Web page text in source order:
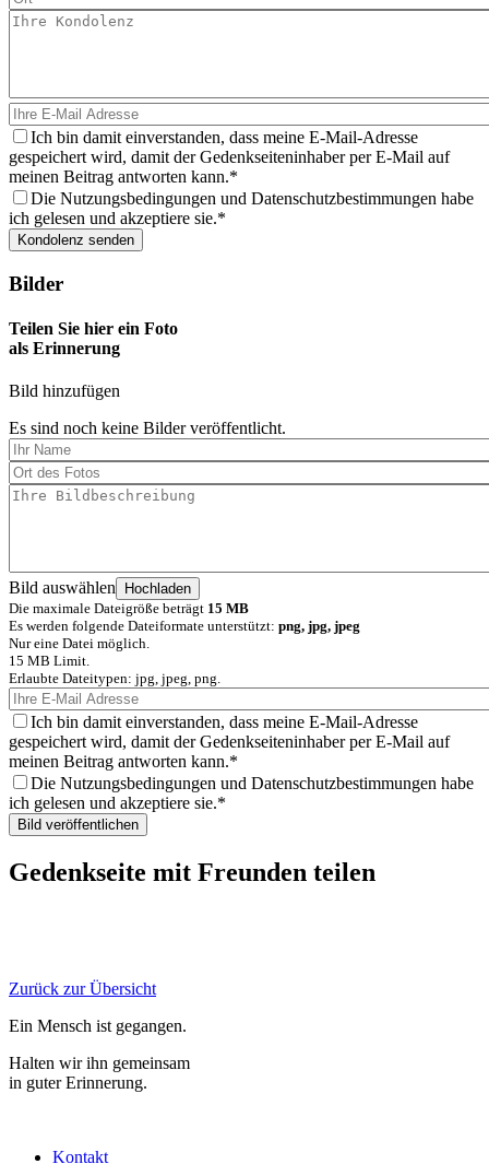
Ich bin damit einverstanden, dass meine E-Mail-Adresse
gespeichert wird, damit der Gedenkseiteninhaber per E-Mail auf
meinen Beitrag antworten kann.
Die Nutzungsbedingungen und Datenschutzbestimmungen habe
ich gelesen und akzeptiere sie.
Bilder
Teilen Sie hier ein Foto
als Erinnerung
Bild hinzufügen
Es sind noch keine Bilder veröffentlicht.
Bild auswählen
Die maximale Dateigröße beträgt 15 MB
Es werden folgende Dateiformate unterstützt: png, jpg, jpeg
Nur eine Datei möglich.
15 MB Limit.
Erlaubte Dateitypen: jpg, jpeg, png.
Ich bin damit einverstanden, dass meine E-Mail-Adresse
gespeichert wird, damit der Gedenkseiteninhaber per E-Mail auf
meinen Beitrag antworten kann.
Die Nutzungsbedingungen und Datenschutzbestimmungen habe
ich gelesen und akzeptiere sie.
Gedenkseite mit Freunden teilen
Zurück zur Übersicht
Ein Mensch ist gegangen.
Halten wir ihn gemeinsam
in guter Erinnerung.
Kontakt